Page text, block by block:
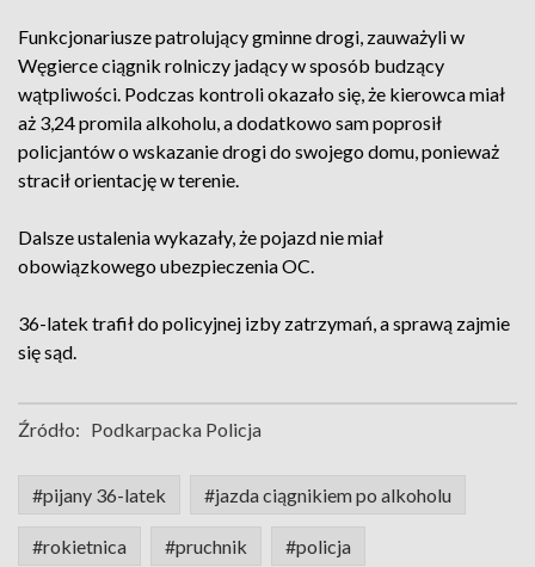
Funkcjonariusze patrolujący gminne drogi, zauważyli w
Węgierce ciągnik rolniczy jadący w sposób budzący
wątpliwości. Podczas kontroli okazało się, że kierowca miał
aż 3,24 promila alkoholu, a dodatkowo sam poprosił
policjantów o wskazanie drogi do swojego domu, ponieważ
stracił orientację w terenie.
Dalsze ustalenia wykazały, że pojazd nie miał
obowiązkowego ubezpieczenia OC.
36-latek trafił do policyjnej izby zatrzymań, a sprawą zajmie
się sąd.
Źródło: Podkarpacka Policja
#pijany 36-latek #jazda ciągnikiem po alkoholu
#rokietnica #pruchnik #policja